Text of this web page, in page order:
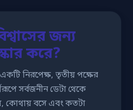
জন্য
করে?
নিরপেক্ষ, তৃতীয় পক্ষের
সর্বজনীন ডেটা থেকে
কোথায় বসে এবং কতটা